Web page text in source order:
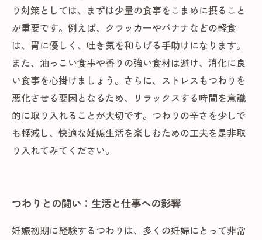
り対策としては、まずは少量の食事をこまめに摂ること
が重要です。例えば、クラッカーやバナナなどの軽食
は、胃に優しく、吐き気を和らげる手助けになります。
また、油っこい食事や香りの強い食材は避け、消化に良
い食事を心掛けましょう。さらに、ストレスもつわりを
悪化させる要因となるため、リラックスする時間を意識
的に取り入れることが大切です。つわりの辛さを少しで
も軽減し、快適な妊娠生活を楽しむための工夫を是非取
り入れてみてください。
つわりとの闘い：生活と仕事への影響
妊娠初期に経験するつわりは、多くの妊婦にとって非常